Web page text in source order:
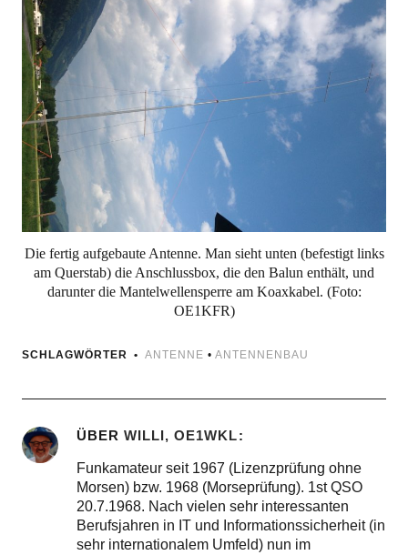
Die fertig aufgebaute Antenne. Man sieht unten (befestigt links
am Querstab) die Anschlussbox, die den Balun enthält, und
darunter die Mantelwellensperre am Koaxkabel. (Foto:
OE1KFR)
SCHLAGWÖRTER ANTENNE • ANTENNENBAU
ÜBER WILLI, OE1WKL
Funkamateur seit 1967 (Lizenzprüfung ohne
Morsen) bzw. 1968 (Morseprüfung). 1st QSO
20.7.1968. Nach vielen sehr interessanten
Berufsjahren in IT und Informationssicherheit (in
sehr internationalem Umfeld) nun im